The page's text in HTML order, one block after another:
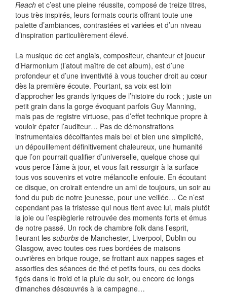
Reach et c’est une pleine réussite, composé de treize titres,
tous très inspirés, leurs formats courts offrant toute une
palette d’ambiances, contrastées et variées et d’un niveau
d’inspiration particulièrement élevé.
La musique de cet anglais, compositeur, chanteur et joueur
d’Harmonium (l’atout maître de cet album), est d’une
profondeur et d’une inventivité à vous toucher droit au cœur
dès la première écoute. Pourtant, sa voix est loin
d’approcher les grands lyriques de l’histoire du rock ; juste un
petit grain dans la gorge évoquant parfois Guy Manning,
mais pas de registre virtuose, pas d’effet technique propre à
vouloir épater l’auditeur… Pas de démonstrations
instrumentales décoiffantes mais bel et bien une simplicité,
un dépouillement définitivement chaleureux, une humanité
que l’on pourrait qualifier d’universelle, quelque chose qui
vous perce l’âme à jour, et vous fait ressurgir à la surface
tous vos souvenirs et votre mélancolie enfouie. En écoutant
ce disque, on croirait entendre un ami de toujours, un soir au
fond du pub de notre jeunesse, pour une veillée… Ce n’est
cependant pas la tristesse qui nous tient avec lui, mais plutôt
la joie ou l’espièglerie retrouvée des moments forts et émus
de notre passé. Un rock de chambre folk dans l’esprit,
fleurant les suburbs de Manchester, Liverpool, Dublin ou
Glasgow, avec toutes ces rues bordées de maisons
ouvrières en brique rouge, se frottant aux nappes sages et
assorties des séances de thé et petits fours, ou ces docks
figés dans le froid et la pluie du soir, ou encore de longs
dimanches désœuvrés à la campagne…